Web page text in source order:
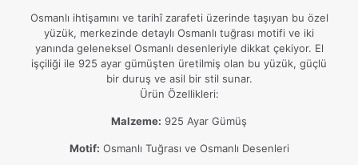
Osmanlı ihtişamını ve tarihî zarafeti üzerinde taşıyan bu özel
yüzük, merkezinde detaylı Osmanlı tuğrası motifi ve iki
yanında geleneksel Osmanlı desenleriyle dikkat çekiyor. El
işçiliği ile 925 ayar gümüşten üretilmiş olan bu yüzük, güçlü
bir duruş ve asil bir stil sunar.
Ürün Özellikleri:
Malzeme: 925 Ayar Gümüş
Motif: Osmanlı Tuğrası ve Osmanlı Desenleri